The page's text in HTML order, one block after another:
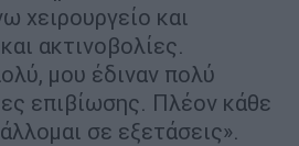
χειρουργείο και
ακτινοβολίες.
μου έδιναν πολύ
επιβίωσης. Πλέον κάθε
σε εξετάσεις».